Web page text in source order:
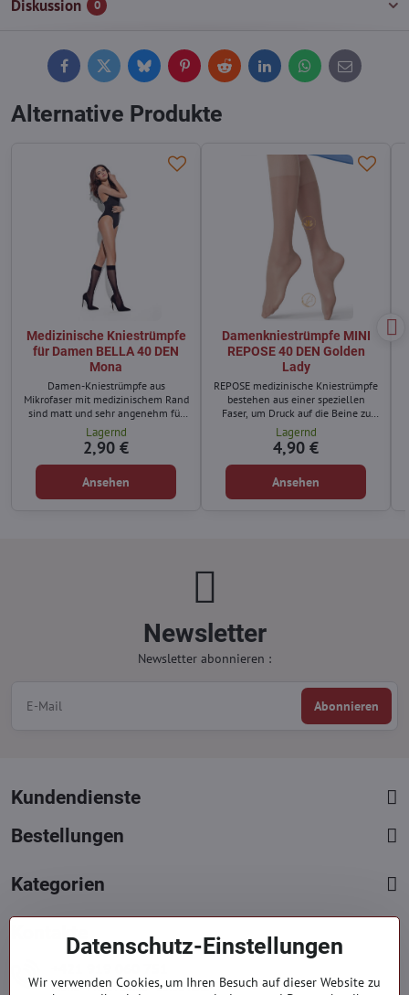
Diskussion 0
FacebookTwitterBlueskyPinterestReddit LinkedInWhatsApp
E-
mail
Alternative Produkte
Medizinische Kniestrümpfe
für Damen BELLA 40 DEN
Mona
Damen-Kniestrümpfe aus
Mikrofaser mit medizinischem Rand
sind matt und sehr angenehm für
Ihre Füße.
Lagernd
2,90 €
Ansehen
Damenkniestrümpfe MINI
REPOSE 40 DEN Golden
Lady
REPOSE medizinische Kniestrümpfe
bestehen aus einer speziellen
Faser, um Druck auf die Beine zu
erzeugen und Krampfadern
vorzubeugen.
Lagernd
4,90 €
Ansehen
Newsletter
Newsletter abonnieren :
Abonnieren
Kundendienste
Bestellungen
Kategorien
Kontakte
Mont. - Freit. : 09:00 - 15:00 hod.
Datenschutz-Einstellungen
Wir verwenden Cookies, um Ihren Besuch auf dieser Website zu